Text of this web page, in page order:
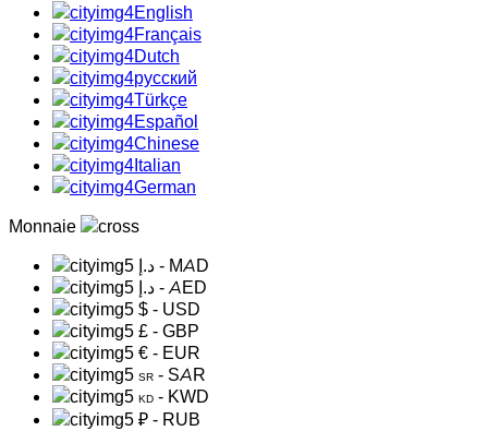
English
Français
Dutch
русский
Türkçe
Español
Chinese
Italian
German
Monnaie
د.إ - MAD
د.إ - AED
$ - USD
£ - GBP
€ - EUR
SR - SAR
KD - KWD
₽ - RUB